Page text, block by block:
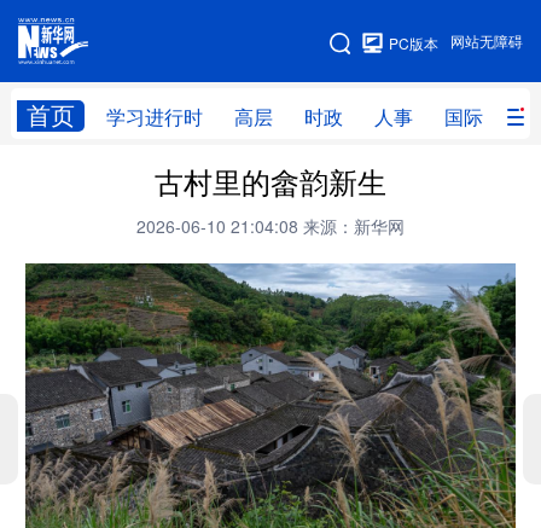
网站无障碍
PC版本
首页 学习进行时 高层 时政 人事 国际 财
网站地图
高层 时政
财经 网评
台湾 思客智库 全球连线 教育
科技 科创 量子 体育
文化 书画 健康 军事
访谈 视频 图片 政务
法律 中央文件 金融 汽车
古村里的畲韵新生
2026-06-10 21:04:08 来源：新华网